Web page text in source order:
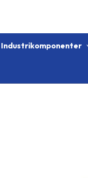
Industrikomponenter